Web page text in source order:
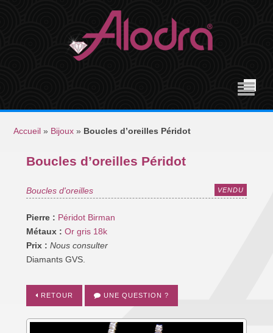
Accueil » Bijoux » Boucles d’oreilles Péridot
Boucles d’oreilles Péridot
Boucles d'oreilles VENDU
Pierre : Péridot Birman
Métaux : Or gris 18k
Prix : Nous consulter
Diamants GVS.
RETOUR UNE QUESTION ?